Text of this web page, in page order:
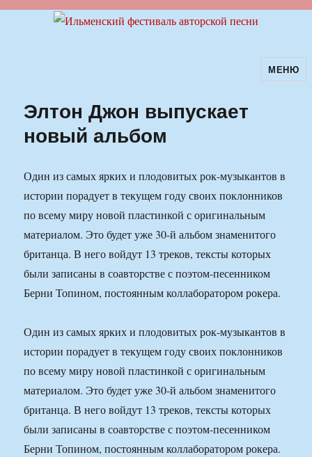
Ильменский фестиваль авторскойМЕНЮ
Элтон Джон выпускает
новый альбом
Один из самых ярких и плодовитых рок-музыкантов в
истории порадует в текущем году своих поклонников
по всему миру новой пластинкой с оригинальным
материалом. Это будет уже 30-й альбом знаменитого
британца. В него войдут 13 треков, тексты которых
были записаны в соавторстве с поэтом-песенником
Берни Топином, постоянным коллаборатором рокера.
Один из самых ярких и плодовитых рок-музыкантов в
истории порадует в текущем году своих поклонников
по всему миру новой пластинкой с оригинальным
материалом. Это будет уже 30-й альбом знаменитого
британца. В него войдут 13 треков, тексты которых
были записаны в соавторстве с поэтом-песенником
Берни Топином, постоянным коллаборатором рокера.